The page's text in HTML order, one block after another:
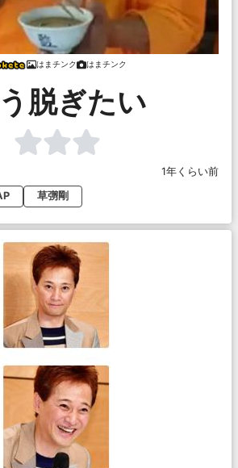
はまチンク はまチンク
脱ぎたい
1年くらい前
草彅剛